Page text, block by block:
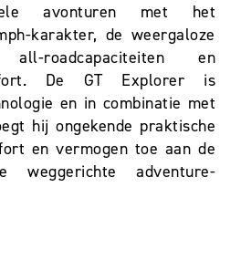
avonturen met het
karakter, de weergaloze
roadcapaciteiten en
De GT Explorer is
en in combinatie met
hij ongekende praktische
en vermogen toe aan de
weggerichte adventure-